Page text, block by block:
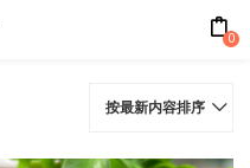
0
按最新内容排序